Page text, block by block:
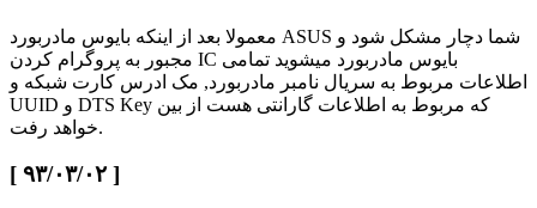
معمولا بعد از اینکه بایوس مادربورد ASUS شما دچار مشکل شود و
مجبور به پروگرام کردن IC بایوس مادربورد میشوید تمامی
اطلاعات مربوط به سریال نامبر مادربورد, مک ادرس کارت شبکه و
UUID و DTS Key که مربوط به اطلاعات گارانتی هست از بین
خواهد رفت.
[ ۹۳/۰۳/۰۲ ]